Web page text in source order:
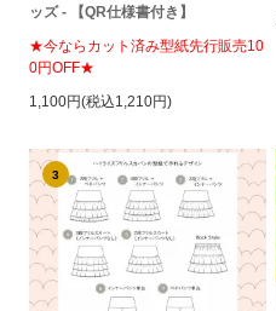
ッズ - 【QR仕様書付き】
★今ならカット済み型紙先行販売10
0円OFF★
1,100円(税込1,210円)
3